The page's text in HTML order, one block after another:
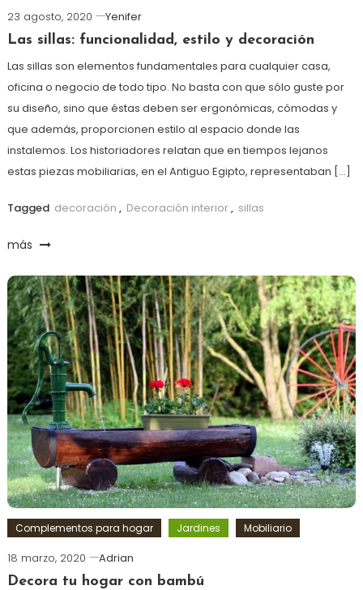
23 agosto, 2020
Yenifer
Las sillas: funcionalidad, estilo y decoración
Las sillas son elementos fundamentales para cualquier casa,
oficina o negocio de todo tipo. No basta con que sólo guste por
su diseño, sino que éstas deben ser ergonómicas, cómodas y
que además, proporcionen estilo al espacio donde las
instalemos. Los historiadores relatan que en tiempos lejanos
estas piezas mobiliarias, en el Antiguo Egipto, representaban […]
Tagged decoración , Decoración interior, sillas
más
Complementos para hogar Jardines Mobiliario
18 marzo, 2020
Adrian
Decora tu hogar con bambú